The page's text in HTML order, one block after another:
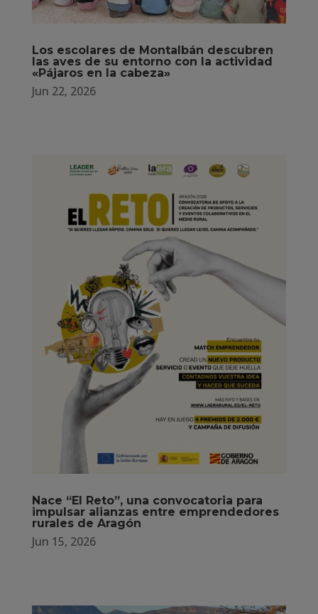
Los escolares de Montalbán descubren
las aves de su entorno con la actividad
«Pájaros en la cabeza»
Jun 22, 2026
Nace “El Reto”, una convocatoria para
impulsar alianzas entre emprendedores
rurales de Aragón
Jun 15, 2026